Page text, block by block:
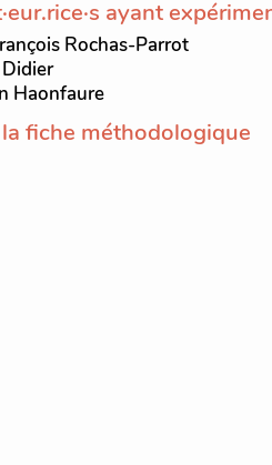
ayant
Rochas-Parrot
Haonfaure
la fiche méthodologique